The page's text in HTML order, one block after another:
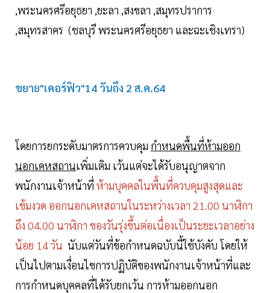
,พระนครศรีอยุธยา ,ยะลา ,สงขลา ,สมุทรปราการ
,สมุทรสาคร (ชลบุรี พระนครศรีอยุธยา และฉะเชิงเทรา)
ขยาย"เคอร์ฟิว"14 วันถึง 2 ส.ค.64
โดยการยกระดับมาตรการควบคุม กําหนดพื้นที่ห้ามออก
นอกเคหสถานเพิ่มเติม เว้นแต่จะได้รับอนุญาตจาก
พนักงานเจ้าหน้าที่ ห้ามบุคคลในพื้นที่ควบคุมสูงสุดและ
เข้มงวด ออกนอกเคหสถานในระหว่างเวลา 21.00 นาฬิกา
ถึง 04.00 นาฬิกา ของวันรุ่งขึ้นต่อเนื่องเป็นระยะเวลาอย่าง
น้อย 14 วัน นับแต่วันที่ข้อกําหนดฉบับนี้ใช้บังคับ โดยให้
เป็นไปตามเงื่อนไขการปฏิบัติของพนักงานเจ้าหน้าที่และ
การกําหนดบุคคลที่ได้รับยกเว้น การห้ามออกนอก